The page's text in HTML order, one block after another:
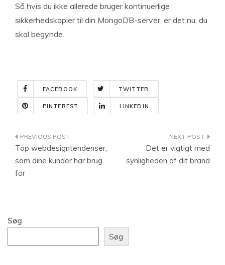
Så hvis du ikke allerede bruger kontinuerlige
sikkerhedskopier til din MongoDB-server, er det nu, du
skal begynde.
FACEBOOK TWITTER
PINTEREST LINKEDIN
Indlægsnavigation
Top webdesigntendenser,
som dine kunder har brug
for
Det er vigtigt med
synligheden af dit brand
Søg
Søg